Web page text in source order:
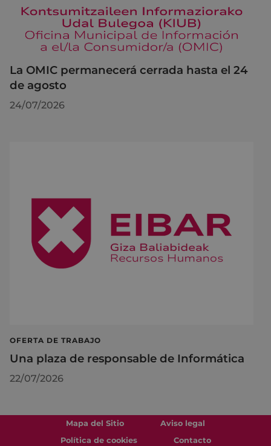
La OMIC permanecerá cerrada hasta el 24
de agosto
24/07/2026
OFERTA DE TRABAJO
Una plaza de responsable de Informática
22/07/2026
Mapa del Sitio
Aviso legal
Política de cookies
Contacto